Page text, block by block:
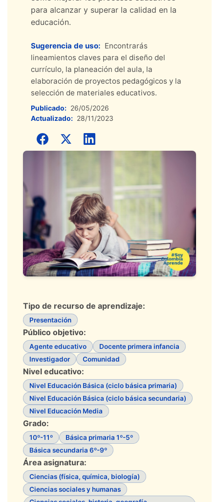
para alcanzar y superar la calidad en la
educación.
Sugerencia de uso: Encontrarás
lineamientos claves para el diseño del
currículo, la planeación del aula, la
elaboración de proyectos pedagógicos y la
selección de materiales educativos.
Publicado: 26/05/2026
Actualizado: 28/11/2023
Tipo de recurso de aprendizaje:
Presentación
Público objetivo:
Agente educativo
Docente primera infancia
Investigador
Comunidad
Nivel educativo:
Nivel Educación Básica (ciclo básica primaria)
Nivel Educación Básica (ciclo básica secundaria)
Nivel Educación Media
Grado:
10º-11º
Básica primaria 1º-5º
Básica secundaria 6º-9º
Área asignatura:
Ciencias (física, química, biología)
Ciencias sociales y humanas